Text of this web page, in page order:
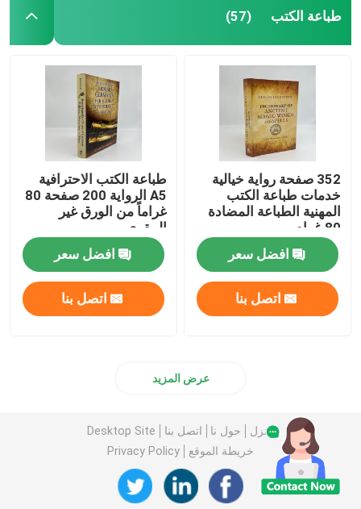
طباعة الكتب (57)
352 صفحة رواية خيالية
خدمات طباعة الكتب
المهنية الطباعة المضادة
80 غرام
افضل سعر
اتصل بنا
طباعة الكتب الاحترافية
A5 الرواية 200 صفحة 80
غراماً من الورق غير
المقوى
افضل سعر
اتصل بنا
عرض المزيد
منزل حول نا اتصل بنا
Desktop Site
خريطة الموقع
Privacy Policy